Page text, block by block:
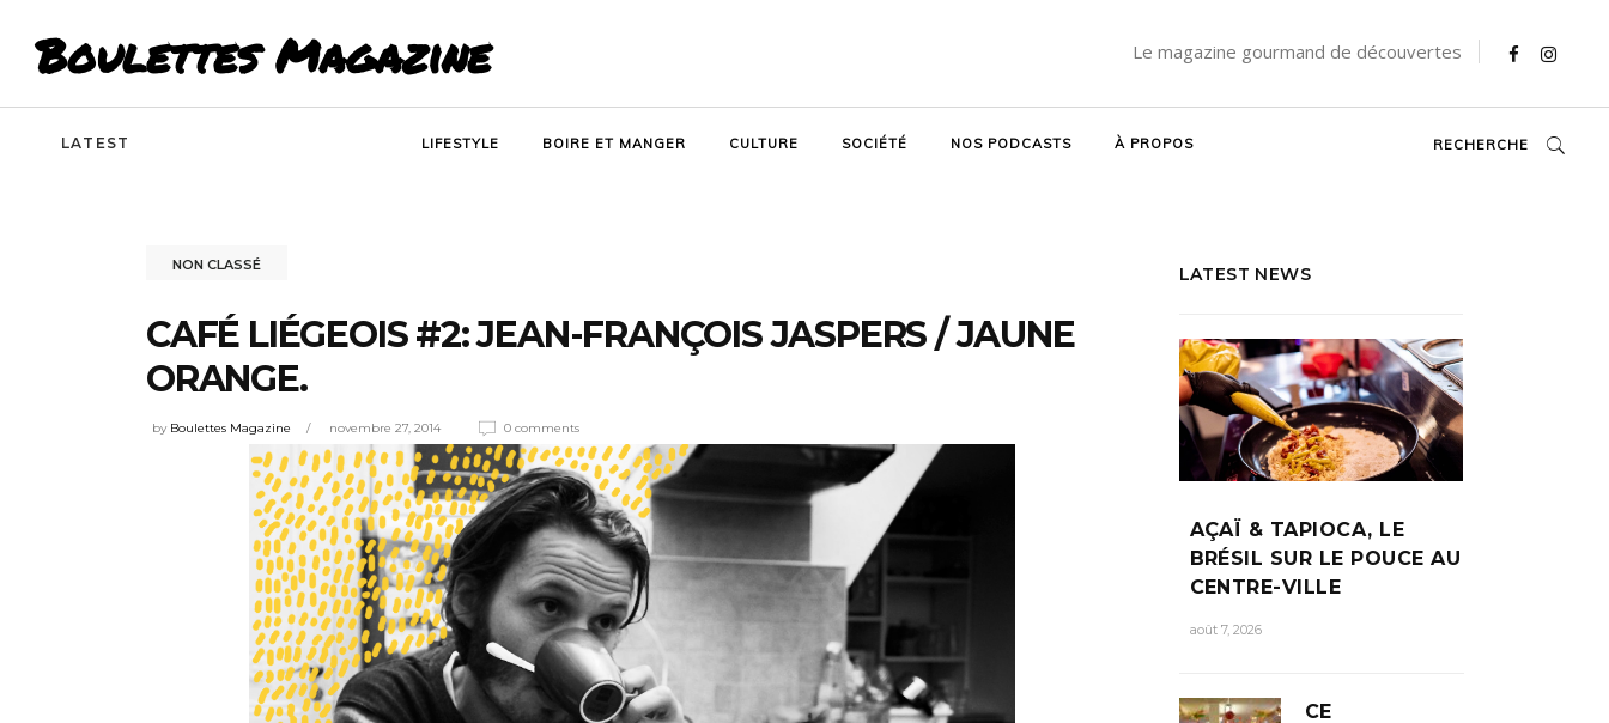
Boulettes Magazine Le magazine gourmand de découvertes
LATEST LIFESTYLE BOIRE ET MANGER CULTURE SOCIÉTÉ NOS PODCASTS À PROPOS RECHERCHE
NON CLASSÉ
CAFÉ LIÉGEOIS #2: JEAN-FRANÇOIS JASPERS / JAUNE
ORANGE.
by Boulettes Magazine novembre 27, 2014 0 comments
LATEST NEWS
AÇAÏ & TAPIOCA, LE
BRÉSIL SUR LE POUCE AU
CENTRE-VILLE
août 7, 2026
CE